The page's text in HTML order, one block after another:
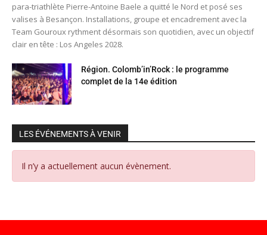
para-triathlète Pierre-Antoine Baele a quitté le Nord et posé ses
valises à Besançon. Installations, groupe et encadrement avec la
Team Gouroux rythment désormais son quotidien, avec un objectif
clair en tête : Los Angeles 2028.
Région. Colomb’in’Rock : le programme
complet de la 14e édition
LES ÉVÉNEMENTS À VENIR
Il n’y a actuellement aucun évènement.